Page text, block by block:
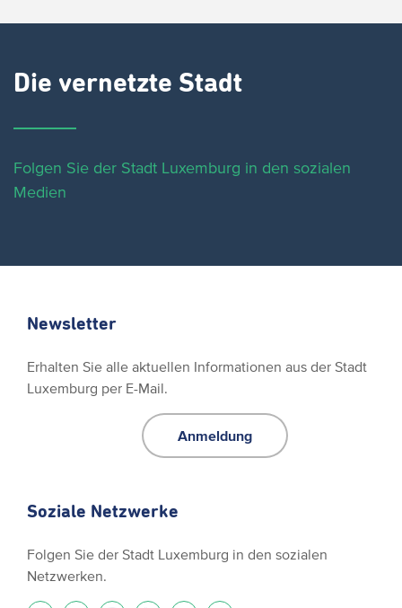
Die vernetzte Stadt
Folgen Sie der Stadt Luxemburg in den sozialen
Medien
Newsletter
Erhalten Sie alle aktuellen Informationen aus der Stadt
Luxemburg per E-Mail.
Anmeldung
Soziale Netzwerke
Folgen Sie der Stadt Luxemburg in den sozialen
Netzwerken.